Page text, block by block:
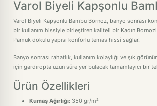
Varol Biyeli Kapşonlu
Varol Biyeli Kapşonlu Bambu Bornoz, banyo sonrası
bir kullanım hissiyle birleştiren kaliteli bir Kadın
Pamuk dokulu yapısı konforlu temas hissi sağlar.
Banyo sonrası rahatlık, kullanım kolaylığı ve şık
için gardıropta uzun süre yer bulacak tamamlayıcı bir
Ürün Özellikleri
Kumaş Ağırlığı: 350 gr/m²